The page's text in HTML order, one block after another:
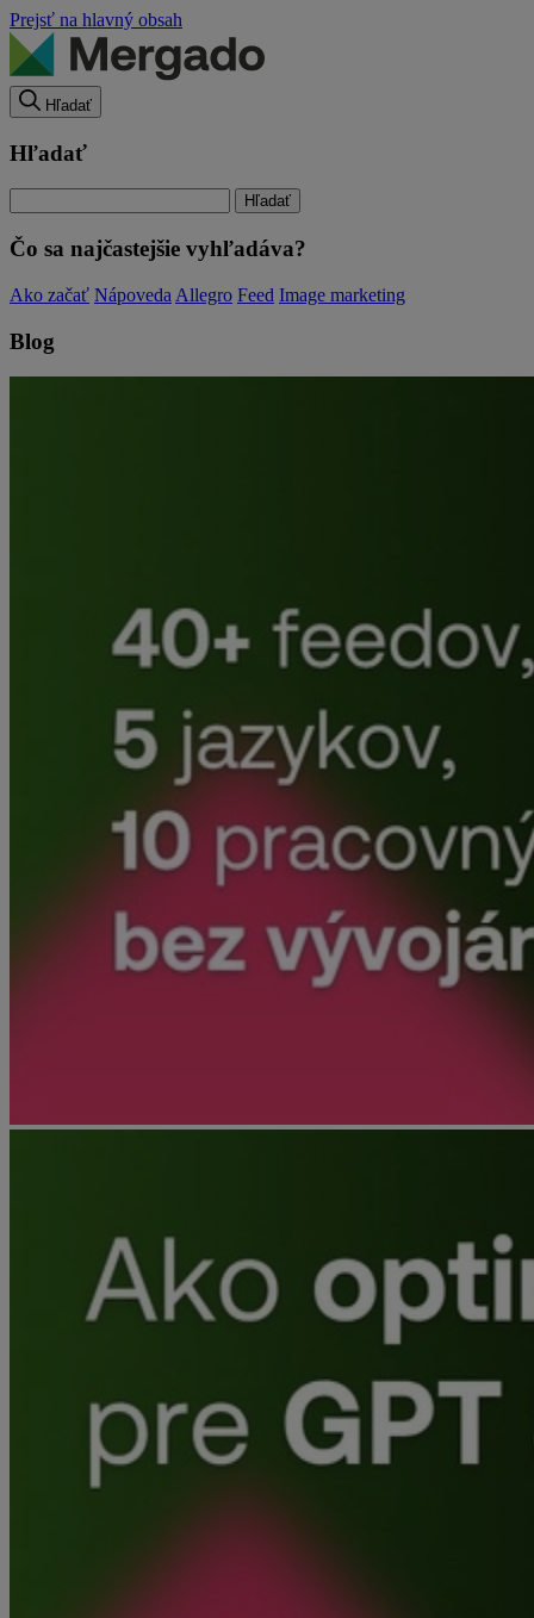
Prejsť na hlavný obsah
Hľadať
Hľadať
Čo sa najčastejšie vyhľadáva?
Ako začať Nápoveda Allegro Feed Image marketing
Blog